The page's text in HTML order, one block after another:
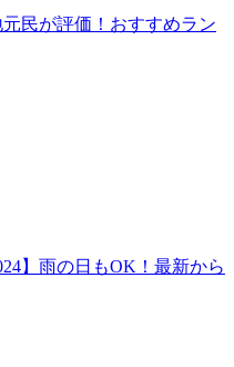
元民が評価！おすすめラン
】雨の日もOK！最新から